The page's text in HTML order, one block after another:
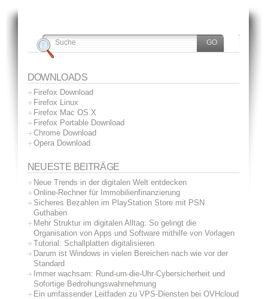
DOWNLOADS
Firefox Download
Firefox Linux
Firefox Mac OS X
Firefox Portable Download
Chrome Download
Opera Download
NEUESTE BEITRÄGE
Neue Trends in der digitalen Welt entdecken
Online-Rechner für Immobilienfinanzierung
Sicheres Bezahlen im PlayStation Store mit PSN
Guthaben
Mehr Struktur im digitalen Alltag: So gelingt die
Organisation von Apps und Software mithilfe von Vorlagen
Tutorial: Schallplatten digitalisieren
Darum ist Windows in vielen Bereichen nach wie vor der
Standard
Immer wachsam: Rund-um-die-Uhr-Cybersicherheit und
Sofortige Bedrohungswahrnehmung
Ein umfassender Leitfaden zu VPS-Diensten bei OVHcloud